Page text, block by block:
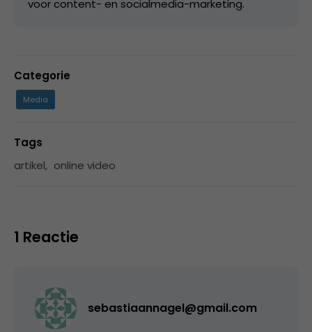
voor content- en socialmedia-marketing.
Categorie
Media
Tags
artikel, online video
1 Reactie
sebastiaannagel@gmail.com